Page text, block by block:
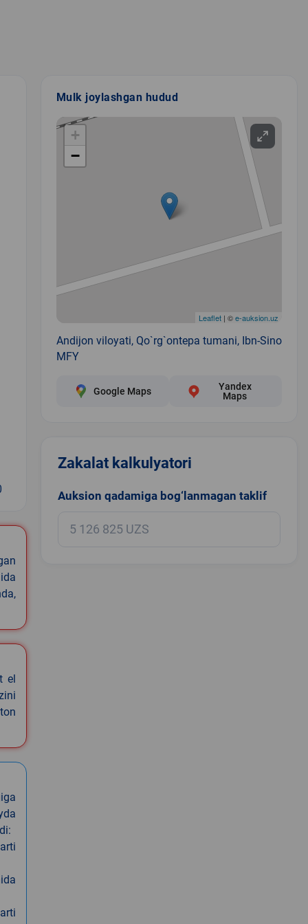
el
Mulk joylashgan hudud
+
−
Leaflet| ©e-auksion.uz
Andijon viloyati, Qo`rg`ontepa tumani, Ibn-Sino
MFY
Google Maps
Yandex
Maps
Zakalat kalkulyatori
Auksion qadamiga bog‘lanmagan taklif